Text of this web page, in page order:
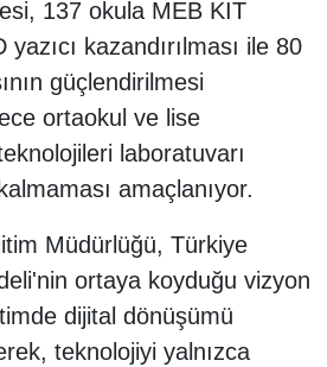
137 okula MEB KİT
kazandırılması ile 80
güçlendirilmesi
ortaokul ve lise
laboratuvarı
amaçlanıyor.
Müdürlüğü, Türkiye
ortaya koyduğu vizyon
dijital dönüşümü
teknolojiyi yalnızca